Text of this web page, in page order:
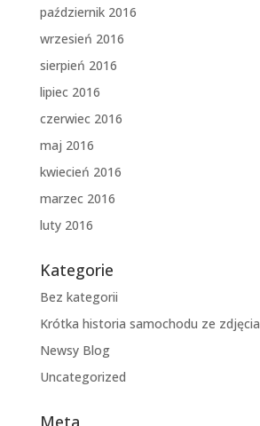
październik 2016
wrzesień 2016
sierpień 2016
lipiec 2016
czerwiec 2016
maj 2016
kwiecień 2016
marzec 2016
luty 2016
Kategorie
Bez kategorii
Krótka historia samochodu ze zdjęcia
Newsy Blog
Uncategorized